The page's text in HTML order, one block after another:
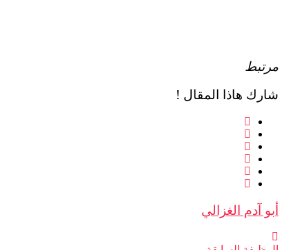
مرتبط
شارك هاذا المقال !
أبو آدم الغزالي